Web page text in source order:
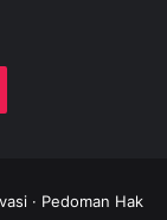
· Pedoman Hak